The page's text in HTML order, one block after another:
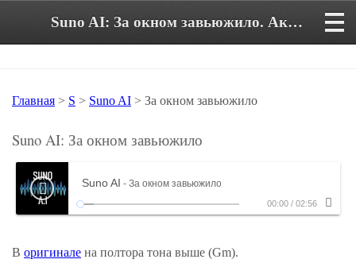
Suno AI: За окном завьюжило. Аккорды и текст песни в тональности Em
Главная > S > Suno AI > За окном завьюжило
Suno AI: За окном завьюжило
Suno AI - За окном завьюжило
00:00 / 02:56
В оригинале на полтора тона выше (Gm).